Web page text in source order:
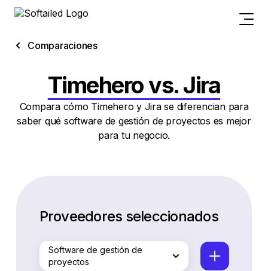
Comparaciones
Timehero vs. Jira
Compara cómo Timehero y Jira se diferencian para
saber qué software de gestión de proyectos es mejor
para tu negocio.
Proveedores seleccionados
Software de gestión de
proyectos